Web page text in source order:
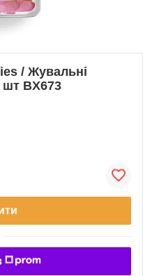
/ Жувальні
шт BX673